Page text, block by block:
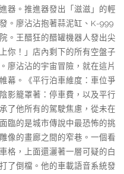
器。推進器發出「滋滋」的輕
。廖沾沾抱著蒜泥缸、K-999
。王醋狂的醋罐機器人發出尖
你！」店內剩下的所有空盤子
廖沾沾的宇宙冒險，就在這片
幕。《平行泊車維度：車位爭
影籠罩著：停車費，以及平行
了他所有的駕駛焦慮，從未在
臨的是城市傳說中最恐怖的挑
像的畫廊之間的窄巷。一個看
格，上面還灑著一層可疑的白
了倒檔。他的車載語音系統發